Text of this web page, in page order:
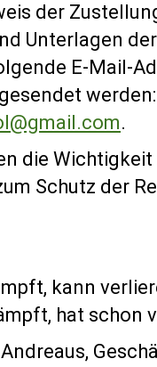
der
Unterlagen
E-Mail-
werden:
.
die Wichtigkeit
Schutz der
kann
hat schon